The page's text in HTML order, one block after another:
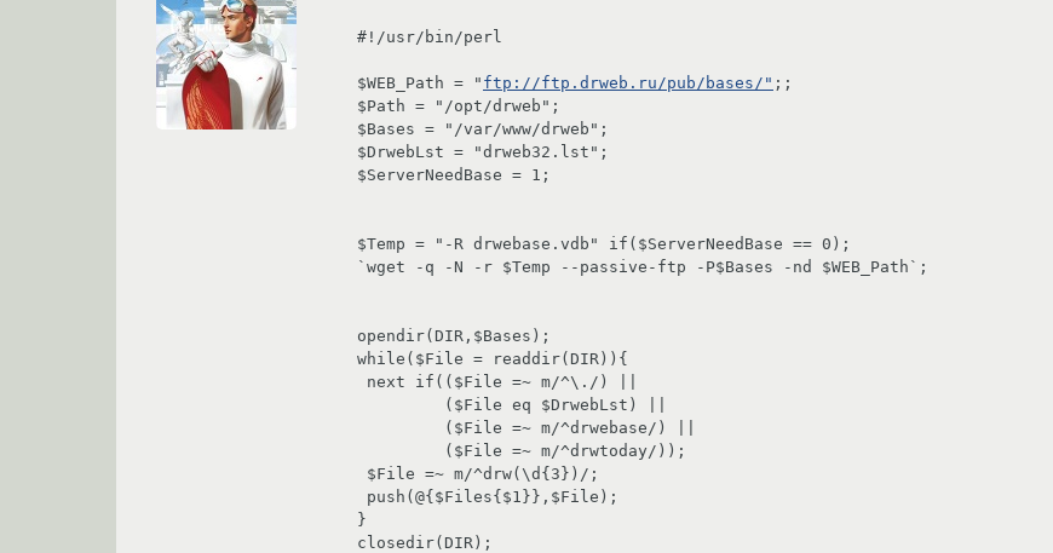
#!/usr/bin/perl
$WEB_Path = " ftp://ftp.drweb.ru/pub/bases/" ;;
$Path = "/opt/drweb";
$Bases = "/var/www/drweb";
$DrwebLst = "drweb32.lst";
$ServerNeedBase = 1;
$Temp = "-R drwebase.vdb" if($ServerNeedBase == 0);
`wget -q -N -r $Temp --passive-ftp -P$Bases -nd $WEB_Path`;
opendir(DIR,$Bases);
while($File = readdir(DIR)){
}
closedir(DIR);